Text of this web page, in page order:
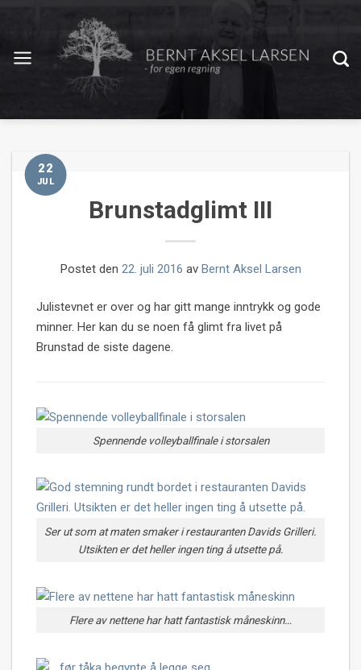
22
JUL
Brunstadglimt III
Postet den 22. juli 2016 av Bernt Aksel Larsen
Julistevnet er over og har gitt mange inntrykk og gode
minner. Her kan du se noen få glimt fra livet på
Brunstad de siste dagene.
Spennende volleyballfinale i storsalen
Ser ut som at maten smaker i restauranten Davids Grilleri.
Utsikten er det heller ingen ting å utsette på.
Flere av nettene har hatt fantastisk måneskinn…